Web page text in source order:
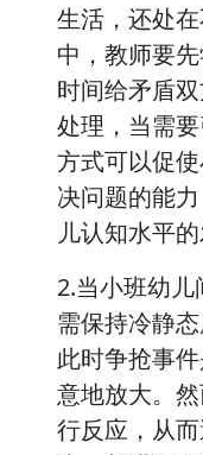
生活，还处
中，教师要
时间给矛盾
处理，当需
方式可以促
决问题的能
儿认知水平的
2.当小班幼
需保持冷静
此时争抢事
意地放大。
行反应，从